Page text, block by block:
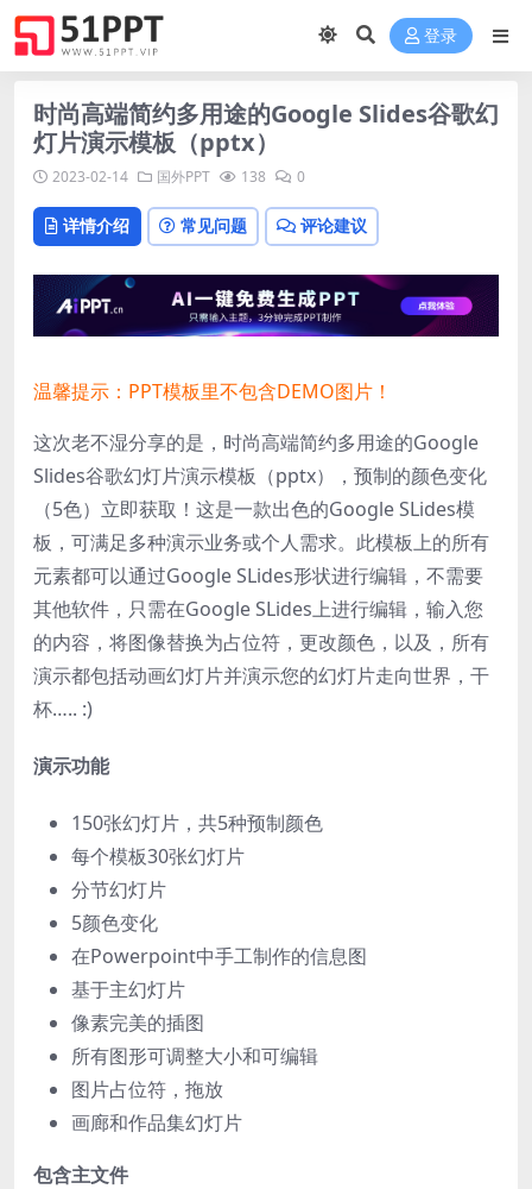
登录
时尚高端简约多用途的Google Slides谷歌幻
灯片演示模板（pptx）
2023-02-14 国外PPT 138 0
详情介绍 常见问题 评论建议
温馨提示：PPT模板里不包含DEMO图片！
这次老不湿分享的是，时尚高端简约多用途的Google
Slides谷歌幻灯片演示模板（pptx），预制的颜色变化
（5色）立即获取！这是一款出色的Google SLides模
板，可满足多种演示业务或个人需求。此模板上的所有
元素都可以通过Google SLides形状进行编辑，不需要
其他软件，只需在Google SLides上进行编辑，输入您
的内容，将图像替换为占位符，更改颜色，以及，所有
演示都包括动画幻灯片并演示您的幻灯片走向世界，干
杯….. :)
演示功能
150张幻灯片，共5种预制颜色
每个模板30张幻灯片
分节幻灯片
5颜色变化
在Powerpoint中手工制作的信息图
基于主幻灯片
像素完美的插图
所有图形可调整大小和可编辑
图片占位符，拖放
画廊和作品集幻灯片
包含主文件